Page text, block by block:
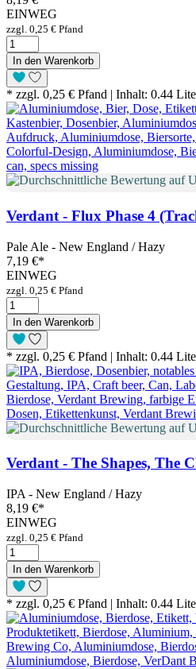
EINWEG
zzgl. 0,25 € Pfand
In den Warenkorb
* zzgl. 0,25 € Pfand | Inhalt: 0.44
Verdant - Flux Phase 4
Pale Ale - New England / Hazy
7,19 €*
EINWEG
zzgl. 0,25 € Pfand
In den Warenkorb
* zzgl. 0,25 € Pfand | Inhalt: 0.44
Verdant - The Shapes, The
IPA - New England / Hazy
8,19 €*
EINWEG
zzgl. 0,25 € Pfand
In den Warenkorb
* zzgl. 0,25 € Pfand | Inhalt: 0.44